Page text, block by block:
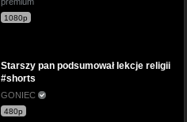
1080p
Starszy pan podsumował lekcje religii
#shorts
GONIEC
480p